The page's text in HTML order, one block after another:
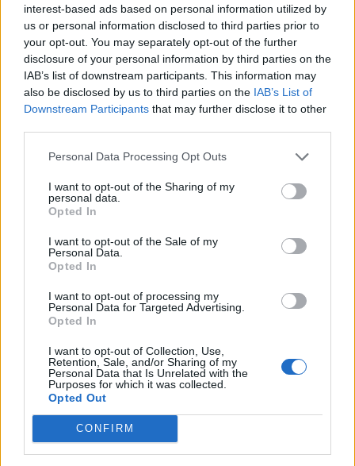
interest-based ads based on personal information utilized by
us or personal information disclosed to third parties prior to
your opt-out. You may separately opt-out of the further
disclosure of your personal information by third parties on the
IAB’s list of downstream participants. This information may
also be disclosed by us to third parties on the IAB’s List of
Downstream Participants that may further disclose it to other
Personal Data Processing Opt Outs
I want to opt-out of the Sharing of my
personal data.
Opted In
I want to opt-out of the Sale of my
Personal Data.
Opted In
I want to opt-out of processing my
Personal Data for Targeted Advertising.
Opted In
I want to opt-out of Collection, Use,
Retention, Sale, and/or Sharing of my
Personal Data that Is Unrelated with the
Purposes for which it was collected.
Opted Out
CONFIRM
EDISON Alliance 1 Billion Lives Challenge.
Responsabilità aziendale: anche nel 2021 Ericsson ha confermato
la sua attenzione per la salute, la sicurezza e il benessere,
compresa una solida risposta all’emergenza COVID-19 che
includeva un’attenzione alla salute mentale dei dipendenti e
l’accesso ai vaccini in luoghi dove non sono facilmente
accessibili. Nel 2021 c’è stato un aumento degli incidenti mortali
diminuzione degli ultimi anni. Per lazienda questo rappresenta un
aspetto inaccettabile ed è più impegnata che mai verso l’Obiettivo
Zero – un obiettivo di zero incidenti mortali e di giorni lavorativi